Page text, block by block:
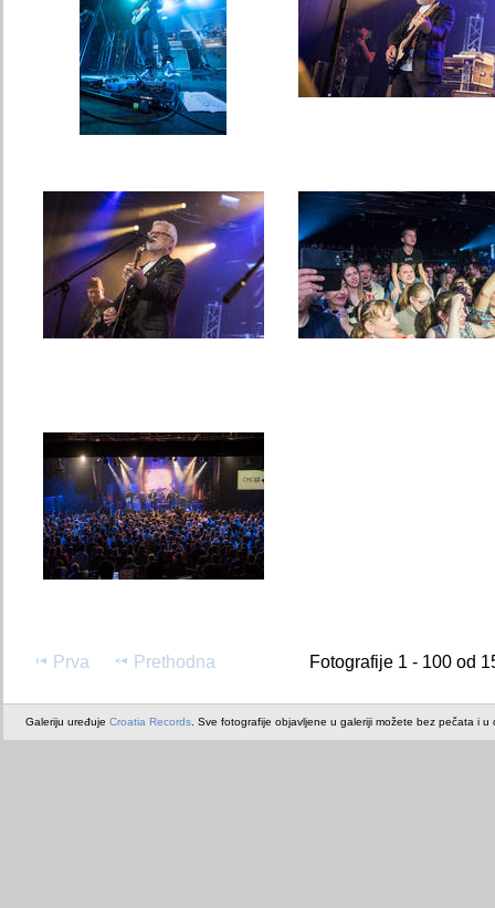
Prva Prethodna Fotografije 1 - 100 od
Galeriju uređuje Croatia Records . Sve fotografije objavljene u galeriji možete bez pečata i